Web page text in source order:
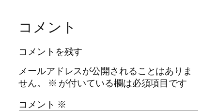
コメント
コメントを残す
メールアドレスが公開されることはありま
せん。
※ が付いている欄は必須項目です
コメント ※